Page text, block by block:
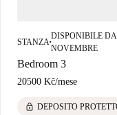
per i suoi residenti.
STANZA ■
DISPONIBILE
NOVEMBRE
Bedroom 3
20500 Kč/mese
lock DEPOSITO